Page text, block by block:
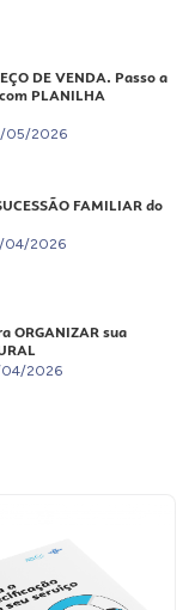
DE VENDA. Passo a
PLANILHA
05/2026
FAMILIAR do
04/2026
ORGANIZAR sua
04/2026